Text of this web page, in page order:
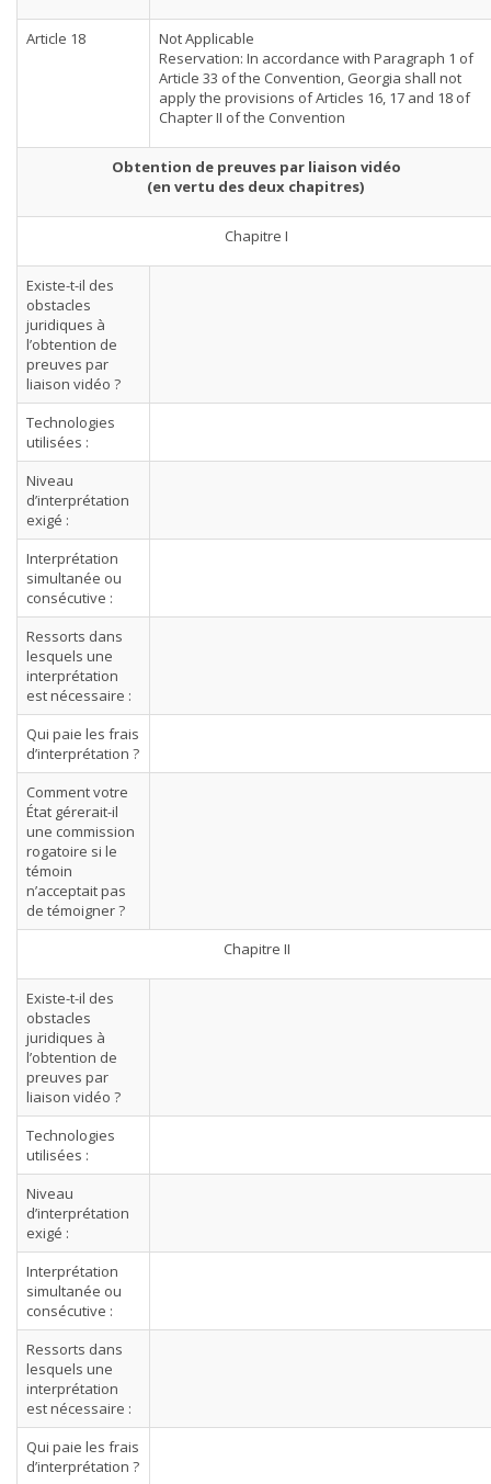
Article 18
Not Applicable
Reservation: In accordance with Paragraph 1 of
Article 33 of the Convention, Georgia shall not
apply the provisions of Articles 16, 17 and 18 of
Chapter II of the Convention
Obtention de preuves par liaison vidéo
(en vertu des deux chapitres)
Chapitre I
Existe-t-il des
obstacles
juridiques à
l’obtention de
preuves par
liaison vidéo ?
Technologies
utilisées :
Niveau
d’interprétation
exigé :
Interprétation
simultanée ou
consécutive :
Ressorts dans
lesquels une
interprétation
est nécessaire :
Qui paie les frais
d’interprétation ?
Comment votre
État gérerait-il
une commission
rogatoire si le
témoin
n’acceptait pas
de témoigner ?
Chapitre II
Existe-t-il des
obstacles
juridiques à
l’obtention de
preuves par
liaison vidéo ?
Technologies
utilisées :
Niveau
d’interprétation
exigé :
Interprétation
simultanée ou
consécutive :
Ressorts dans
lesquels une
interprétation
est nécessaire :
Qui paie les frais
d’interprétation ?